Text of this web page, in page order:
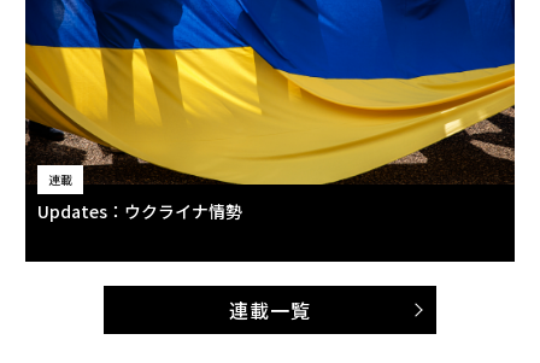
連載
Updates：ウクライナ情勢
連載一覧